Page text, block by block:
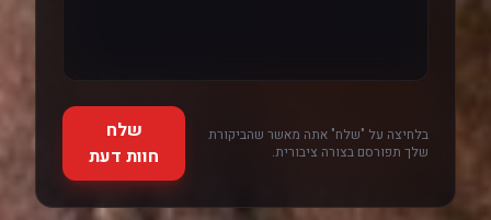
בלחיצה על "שלח" אתה מאשר שהביקורת
שלך תפורסם בצורה ציבורית.
שלח
חוות דעת